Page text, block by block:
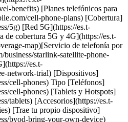
benefits) [Planes telefónicos para
cell-phone-plans) [Cobertura]
5g) [Red 5G](https://es.t-
de cobertura 5G y 4G](https://es.t-
map)[Servicio de telefonía por
business/starlink-satellite-phone-
es.t-
network-trial) [Dispositivos]
cell-phones) Tipo [Teléfonos]
cell-phones) [Tablets y Hotspots]
tablets) [Accesorios](https://es.t-
[Trae tu propio dispositivo]
byod-bring-your-own-device)